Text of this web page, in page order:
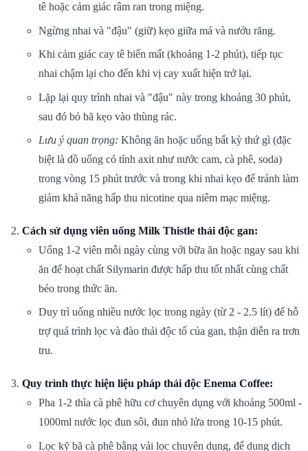
tê hoặc cảm giác râm ran trong miệng.
Ngừng nhai và "đậu" (giữ) kẹo giữa má và nướu răng.
Khi cảm giác cay tê biến mất (khoảng 1-2 phút), tiếp tục
nhai chậm lại cho đến khi vị cay xuất hiện trở lại.
Lặp lại quy trình nhai và "đậu" này trong khoảng 30 phút,
sau đó bỏ bã kẹo vào thùng rác.
Lưu ý quan trọng: Không ăn hoặc uống bất kỳ thứ gì (đặc
biệt là đồ uống có tính axit như nước cam, cà phê, soda)
trong vòng 15 phút trước và trong khi nhai kẹo để tránh làm
giảm khả năng hấp thu nicotine qua niêm mạc miệng.
Cách sử dụng viên uống Milk Thistle thải độc gan:
Uống 1-2 viên mỗi ngày cùng với bữa ăn hoặc ngay sau khi
ăn để hoạt chất Silymarin được hấp thu tốt nhất cùng chất
béo trong thức ăn.
Duy trì uống nhiều nước lọc trong ngày (từ 2 - 2.5 lít) để hỗ
trợ quá trình lọc và đào thải độc tố của gan, thận diễn ra trơn
tru.
Quy trình thực hiện liệu pháp thải độc Enema Coffee:
Pha 1-2 thìa cà phê hữu cơ chuyên dụng với khoảng 500ml -
1000ml nước lọc đun sôi, đun nhỏ lửa trong 10-15 phút.
Lọc kỹ bã cà phê bằng vải lọc chuyên dụng, để dung dịch